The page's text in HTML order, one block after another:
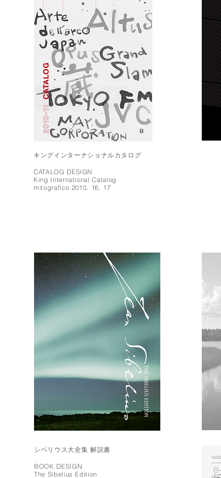
キングインターナショナルカタログ
CATALOG DESIGN
King International Catalog
mitografico 2010, 16, 17
シベリウス大全集 解説書
BOOK DESIGN
The Sibelius Edition